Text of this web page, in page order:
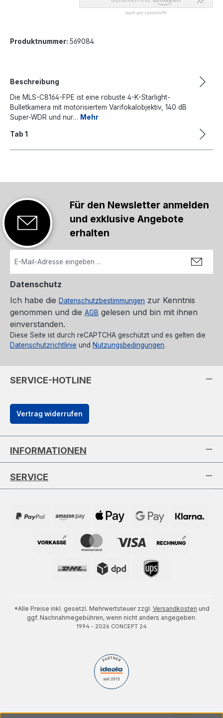
Produktnummer: 569084
Beschreibung
Die MLS-C8164-FPE ist eine robuste 4-K-Starlight-
Bulletkamera mit motorisiertem Varifokalobjektiv, 140 dB
Super-WDR und nur… Mehr
Tab 1
Für den Newsletter anmelden
und exklusive Angebote
erhalten
Datenschutz
Ich habe die Datenschutzbestimmungen zur Kenntnis
genommen und die AGB gelesen und bin mit ihnen
einverstanden.
Diese Seite ist durch reCAPTCHA geschützt und es gelten die
Datenschutzrichtlinie und Nutzungsbedingungen.
SERVICE-HOTLINE
Vertrag widerrufen
INFORMATIONEN
SERVICE
*Alle Preise inkl. gesetzl. Mehrwertsteuer zzgl. Versandkosten und
ggf. Nachnahmegebühren, wenn nicht anders angegeben.
1994 - 2026 CONCEPT 24